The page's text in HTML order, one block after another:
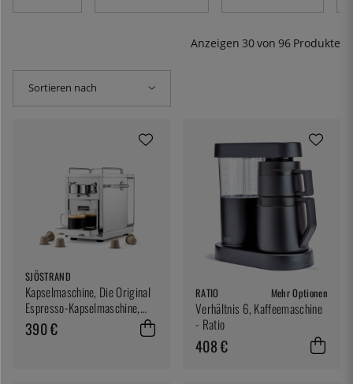
Maschinen sind die Kosten pro Tasse letztendlich
verkaufen wir natürlich auch dafür hochwertige Geräte.
Hier finden Sie Pour Over-Töpfe, Presstöpfe,
Espressomaschinen und natürlich Kaffeemaschinen.
Anzeigen 30von 96 Produkte
Sortieren nach
SJÖSTRAND
Kapselmaschine, Die Original
Espresso-Kapselmaschine,
Edelstahl - Sjöstrand
390 €
RATIO Mehr Optionen
Verhältnis 6, Kaffeemaschine
- Ratio
408 €